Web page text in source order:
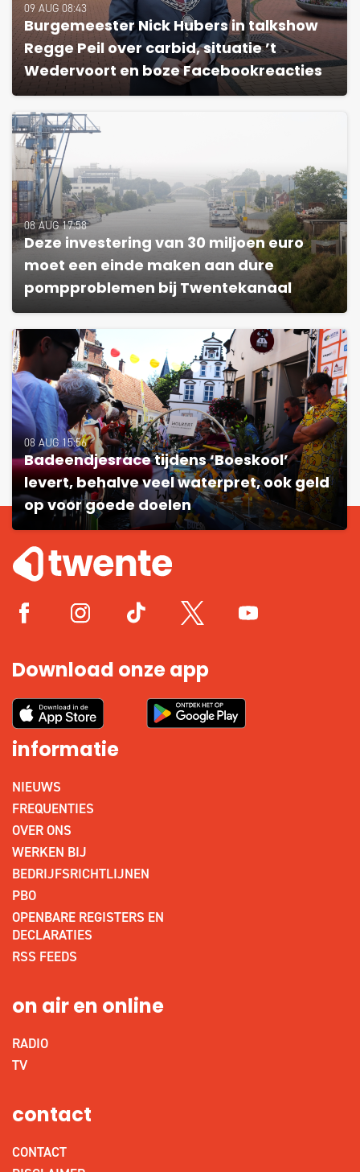
09 AUG 08:43
Burgemeester Nick Hubers in talkshow
Regge Peil over carbid, situatie ’t
Wedervoort en boze Facebookreacties
08 AUG 17:58
Deze investering van 30 miljoen euro
moet een einde maken aan dure
pompproblemen bij Twentekanaal
08 AUG 15:56
Badeendjesrace tijdens ‘Boeskool’
levert, behalve veel waterpret, ook geld
op voor goede doelen
Download onze app
informatie
NIEUWS
FREQUENTIES
OVER ONS
WERKEN BIJ
BEDRIJFSRICHTLIJNEN
PBO
OPENBARE REGISTERS EN
DECLARATIES
RSS FEEDS
on air en online
RADIO
TV
contact
CONTACT